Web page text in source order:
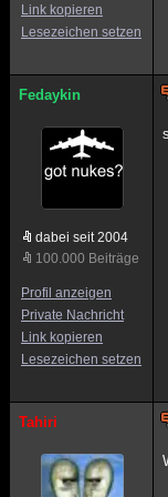
Link kopieren
Lesezeichen setzen
Fedaykin
dabei seit 2004
100.000 Beiträge
Profil anzeigen
Private Nachricht
Link kopieren
Lesezeichen setzen
Tahiri